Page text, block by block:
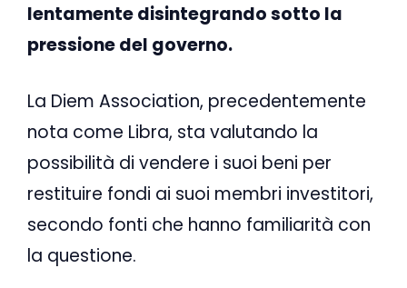
lentamente disintegrando sotto la
pressione del governo.
La Diem Association, precedentemente
nota come Libra, sta valutando la
possibilità di vendere i suoi beni per
restituire fondi ai suoi membri investitori,
secondo fonti che hanno familiarità con
la questione.